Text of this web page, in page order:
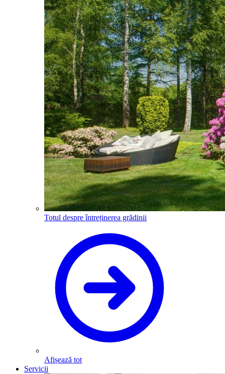
Totul despre întreținerea grădinii
Afișează tot
Servicii